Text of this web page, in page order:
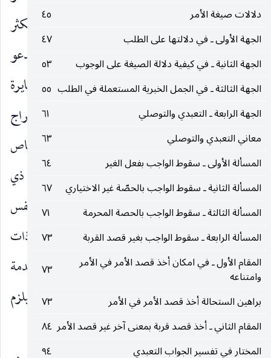
دلالات صيغة الأمر
٤٥
الجهة الأولى ـ في دلالتها على الطلب
٤٧
الجهة الثانية ـ في كيفية دلالة الصيغة على الوجوب
٥٣
الجهة الثالثة ـ في الجمل الخبرية المستعملة في الطلب ٥٥
الجهة الرابعة ـ التعبدي والتوصلي
٦١
معاني التعبدي والتوصلي
٦٣
المسألة الأولى ـ سقوط الواجب بفعل الغير
٦٤
المسألة الثانية ـ سقوط الواجب بالحصّة غير الاختياري
٦٧
المسألة الثالثة ـ سقوط الواجب بالحصة المحرمة
٧١
المسألة الرابعة ـ سقوط الواجب بغير قصد القربة
٧٣
المقام الأول ـ في امكان أخذ قصد الأمر في الأمر
وامتناعه
٧٣
براهين الستحالة أخذ قصد الأمر في الأمر
٧٣
المقام الثاني ـ أخذ قصد قربة بمعنى آخر غير قصد الأمر ٨٤
المختار في تفسير الجواب التعبدي
٩٤
الإيصال إلى الواجب النفسيّ لا الغيري ، مهما تعدد وتكثر
، لأن الوجوب الغيري تبعي غيري ولا يمكن ان يدعو
لنفسه ، وحينئذ يقال : إذا كانت المقدمة الثانوية مغايرة
مع الواجب النفسيّ أو الواجب الغيري الأول كإخراج
الماء للوضوء. أمكن ان يكون هناك وجوب غيري خاص
به ، واما إذا كانت نفس الواجب النفسيّ كما في قيدية ذي
المقدمة لإيصال المقدمة ـ التقريب الثاني ـ أو نفس
الواجب الغيري الأول ـ كما في التقريب الأول ـ فان ذات
المقدمة تقيد بإيصالها إلى ذي المقدمة لا إلى المقدمة
الموصلة ، فلا معنى لترشح وجوب غيري جديد ليلزم
التسلسل.